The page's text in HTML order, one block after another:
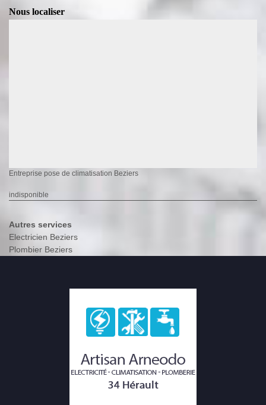
Nous localiser
Entreprise pose de climatisation Beziers
indisponible
Autres services
Electricien Beziers
Plombier Beziers